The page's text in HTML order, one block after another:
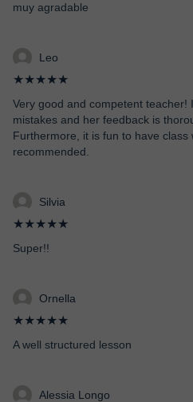
muy agradable
Leo
★★★★★
Very good and competent teacher!
mistakes and her feedback is
Furthermore, it is fun to have class
recommended.
Silvia
★★★★★
Super!!
Ornella
★★★★★
A well structured lesson
Alessia Longo